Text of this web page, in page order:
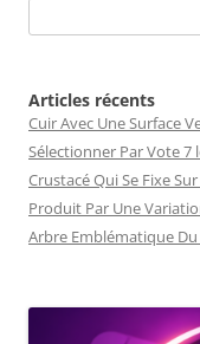
Articles récents
Cuir Avec Une Surface
Sélectionner Par Vote 7
Crustacé Qui Se Fixe
Produit Par Une
Arbre Emblématique